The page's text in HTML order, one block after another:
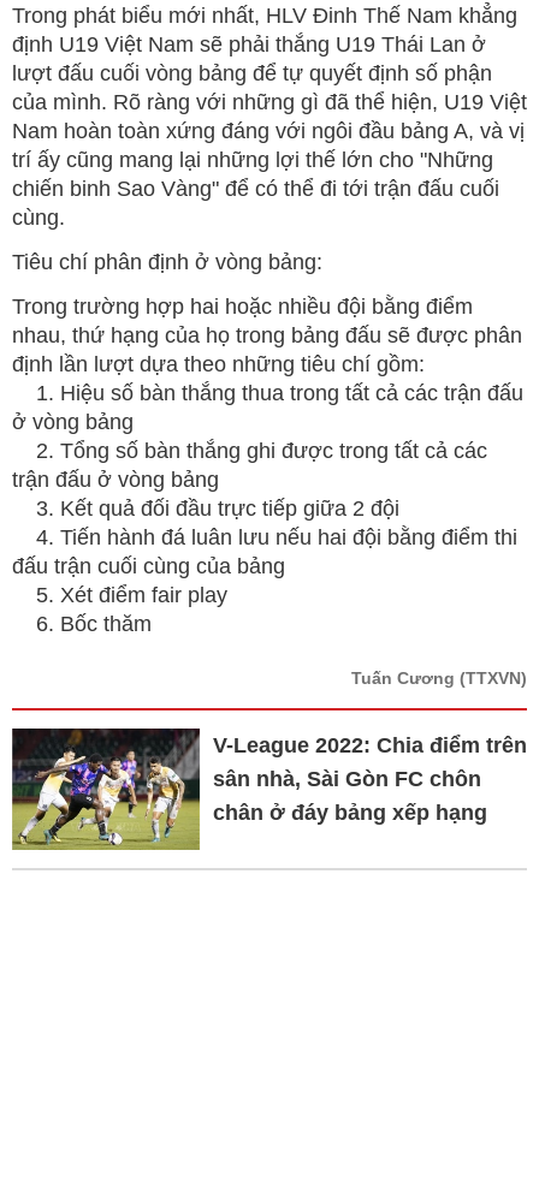
Trong phát biểu mới nhất, HLV Đinh Thế Nam khẳng
định U19 Việt Nam sẽ phải thắng U19 Thái Lan ở
lượt đấu cuối vòng bảng để tự quyết định số phận
của mình. Rõ ràng với những gì đã thể hiện, U19 Việt
Nam hoàn toàn xứng đáng với ngôi đầu bảng A, và vị
trí ấy cũng mang lại những lợi thế lớn cho "Những
chiến binh Sao Vàng" để có thể đi tới trận đấu cuối
cùng.
Tiêu chí phân định ở vòng bảng:
Trong trường hợp hai hoặc nhiều đội bằng điểm
nhau, thứ hạng của họ trong bảng đấu sẽ được phân
định lần lượt dựa theo những tiêu chí gồm:
1. Hiệu số bàn thắng thua trong tất cả các trận đấu
ở vòng bảng
2. Tổng số bàn thắng ghi được trong tất cả các
trận đấu ở vòng bảng
3. Kết quả đối đầu trực tiếp giữa 2 đội
4. Tiến hành đá luân lưu nếu hai đội bằng điểm thi
đấu trận cuối cùng của bảng
5. Xét điểm fair play
6. Bốc thăm
Tuấn Cương (TTXVN)
V-League 2022: Chia điểm trên
sân nhà, Sài Gòn FC chôn
chân ở đáy bảng xếp hạng